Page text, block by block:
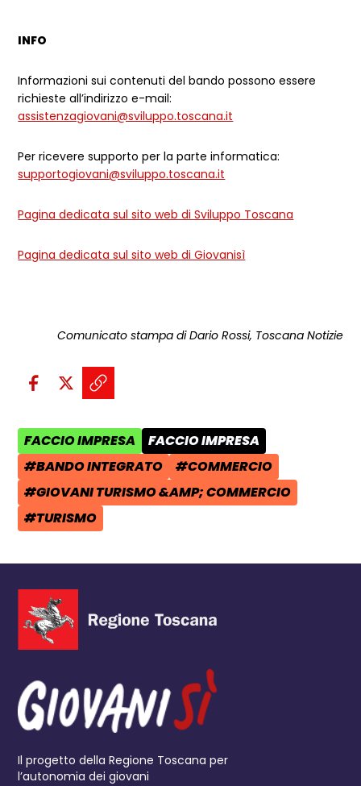
INFO
Informazioni sui contenuti del bando possono essere
richieste all’indirizzo e-mail:
assistenzagiovani@sviluppo.toscana.it
Per ricevere supporto per la parte informatica:
supportogiovani@sviluppo.toscana.it
Pagina dedicata sul sito web di Sviluppo Toscana
Pagina dedicata sul sito web di Giovanisì
Comunicato stampa di Dario Rossi, Toscana Notizie
Condividi sui social:
Condividi su Facebook - apre
Condividi su X - apre una
Copia il link e condividi -
AREA TEMATICA:
FACCIO IMPRESA CATEGORIA POST:
FACCIO IMPRESA
TAG:
#BANDO INTEGRATO TAG:
#COMMERCIO
TAG:
#GIOVANI TURISMO &AMP; COMMERCIO
TAG:
#TURISMO
Il progetto della Regione Toscana per
l’autonomia dei giovani